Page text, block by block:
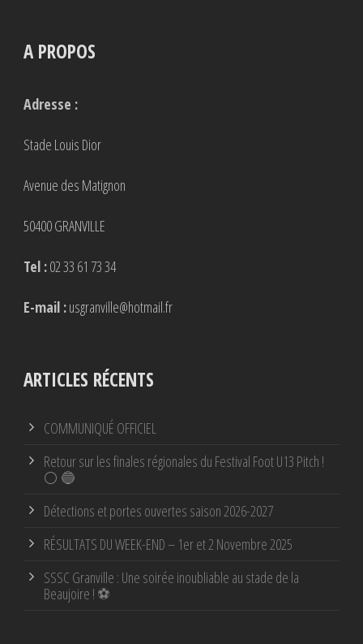
A PROPOS
Adresse :
Stade Louis Dior
Avenue des Matignon
50400 GRANVILLE
Tel :02 33 61 73 34
E-mail :usgranville@hotmail.fr
ARTICLES RÉCENTS
COMMUNIQUÉ OFFICIEL
Retour sur les finales régionales du Festival Foot U13 Pitch !
⚪ 🔵
Détections et portes ouvertes saison 2026-2027
RÉSULTATS DU WEEK-END – 1er et 2 Novembre 2025
SSSC Granville : Une soirée inoubliable au stade de la
Beaujoire ! ⚽